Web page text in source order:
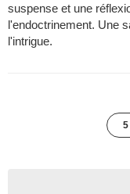
suspense et une
l'endoctrinement. Une
l'intrigue.